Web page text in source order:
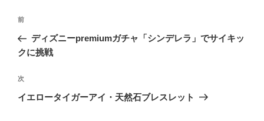
投
ナ
ゲ
ー
前
の
投
前
ディズニーpremiumガチャ「シンデレラ」でサイキッ
クに挑戦
次
の
次
イエロータイガーアイ・天然石ブレスレット